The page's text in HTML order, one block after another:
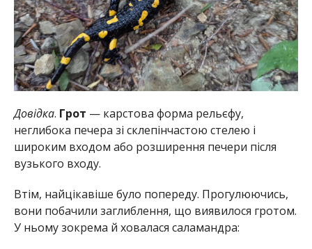
Довідка. Грот — карстова форма рельєфу,
неглибока печера зі склепінчастою стелею і
широким входом або розширення печери після
вузького входу.
Втім, найцікавіше було попереду. Прогулюючись,
вони побачили заглиблення, що виявилося гротом.
У ньому зокрема й ховалася саламандра: